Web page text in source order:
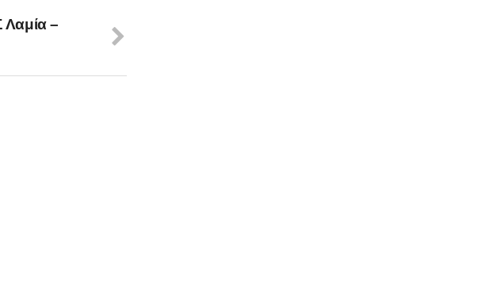
Λαμία –